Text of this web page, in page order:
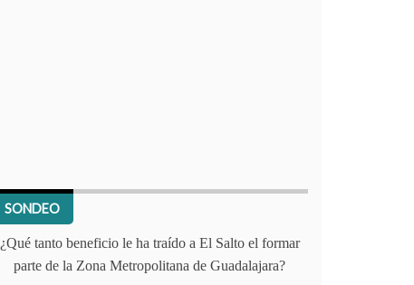
SONDEO
¿Qué tanto beneficio le ha traído a El Salto el formar
parte de la Zona Metropolitana de Guadalajara?